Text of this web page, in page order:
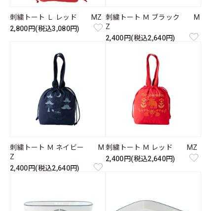
刺繍トート Ｌ レッド MZ
2,800円(税込3,080円)
刺繍トート Ｍ ブラック M
Z
2,400円(税込2,640円)
刺繍トート Ｍ ネイビー M
Z
2,400円(税込2,640円)
刺繍トート Ｍ レッド MZ
2,400円(税込2,640円)